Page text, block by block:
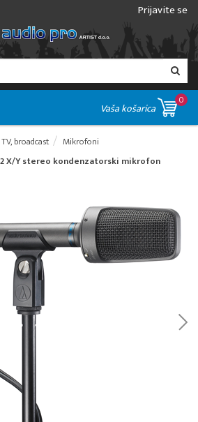
Prijavite se
Vaša košarica
0
broadcast
Mikrofoni
X/Y stereo kondenzatorski mikrofon